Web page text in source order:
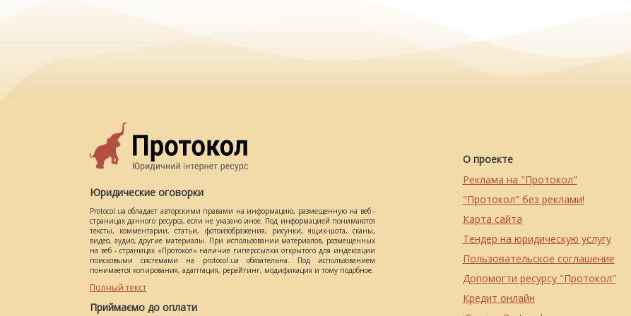
Юридические оговорки
Protocol.ua обладает авторскими правами на информацию, размещенную на веб -
страницах данного ресурса, если не указано иное. Под информацией понимаются
тексты, комментарии, статьи, фотоизображения, рисунки, ящик-шота, сканы,
видео, аудио, другие материалы. При использовании материалов, размещенных
на веб - страницах «Протокол» наличие гиперссылки открытого для индексации
поисковыми системами на protocol.ua обязательна. Под использованием
понимается копирования, адаптация, рерайтинг, модификация и тому подобное.
Полный текст
Приймаємо до оплати
О проекте
Реклама на "Протокол"
"Протокол" без реклами!
Карта сайта
Тендер на юридическую услугу
Пользовательское соглашение
Допомогти ресурсу "Протокол"
Кредит онлайн